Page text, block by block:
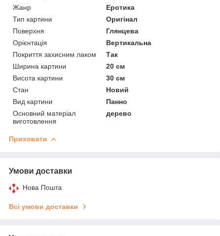
Жанр
Еротика
Тип картини
Оригінал
Поверхня
Глянцева
Орієнтація
Вертикальна
Покриття захисним лаком
Так
Ширина картини
20 см
Висота картини
30 см
Стан
Новий
Вид картини
Панно
Основний матеріал
виготовлення
дерево
Приховати
Умови доставки
Нова Пошта
Всі умови доставки